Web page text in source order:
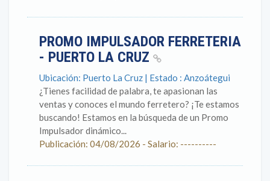
PROMO IMPULSADOR FERRETERIA
- PUERTO LA CRUZ
Ubicación: Puerto La Cruz | Estado : Anzoátegui
¿Tienes facilidad de palabra, te apasionan las
ventas y conoces el mundo ferretero? ¡Te estamos
buscando! Estamos en la búsqueda de un Promo
Impulsador dinámico...
Publicación: 04/08/2026 - Salario: ----------